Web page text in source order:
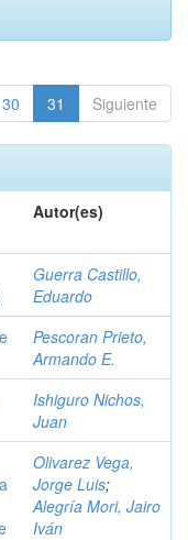
30 31 Siguiente
Autor(es)
Guerra Castillo,
Eduardo
Pescoran Prieto,
Armando E.
Ishiguro Nichos,
Juan
Olivarez Vega,
Jorge Luis;
Alegría Mori, Jairo
Iván